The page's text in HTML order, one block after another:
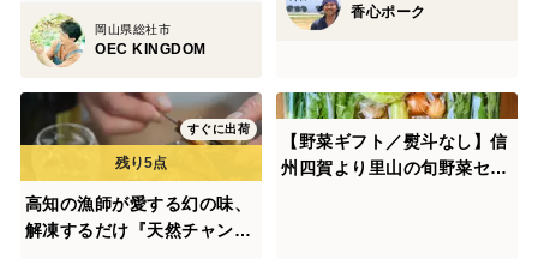
岡山県総社市
OEC KINGDOM
香心ポーク
すぐに出荷
高知の漁師が愛する幻の味、
解凍するだけ『天然チャンバ
【野菜ギフト／熨斗なし】信
州四賀より里山の旬野菜セッ